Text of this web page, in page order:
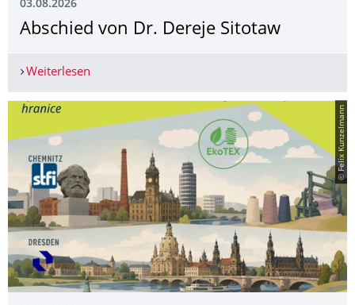
03.08.2026
Abschied von Dr. Dereje Sitotaw
Weiterlesen
© Felix Kunzelmann